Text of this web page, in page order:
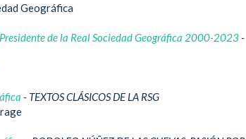
Geográfica
de la Real Sociedad Geográfica 2000-2023-
- TEXTOS CLÁSICOS DE LA RSG